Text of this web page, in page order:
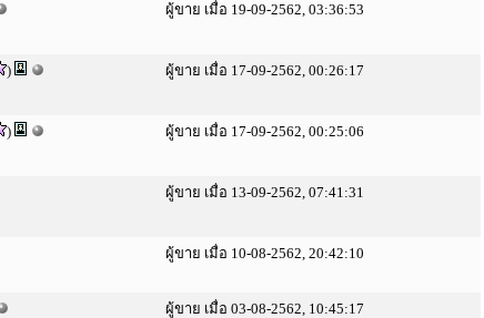
ผู้ขาย เมื่อ 19-09-2562, 03:36:53
) ผู้ขาย เมื่อ 17-09-2562, 00:26:17
) ผู้ขาย เมื่อ 17-09-2562, 00:25:06
ผู้ขาย เมื่อ 13-09-2562, 07:41:31
ผู้ขาย เมื่อ 10-08-2562, 20:42:10
ผู้ขาย เมื่อ 03-08-2562, 10:45:17